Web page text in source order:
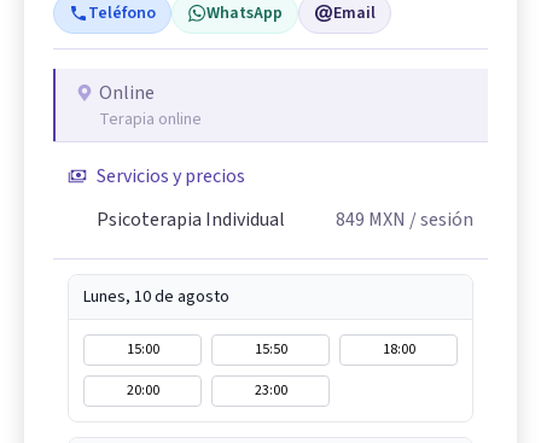
Teléfono WhatsApp Email
Online
Terapia online
Servicios y precios
Psicoterapia Individual
849 MXN / sesión
Lunes, 10 de agosto
15:00 15:50
18:00
20:00
23:00